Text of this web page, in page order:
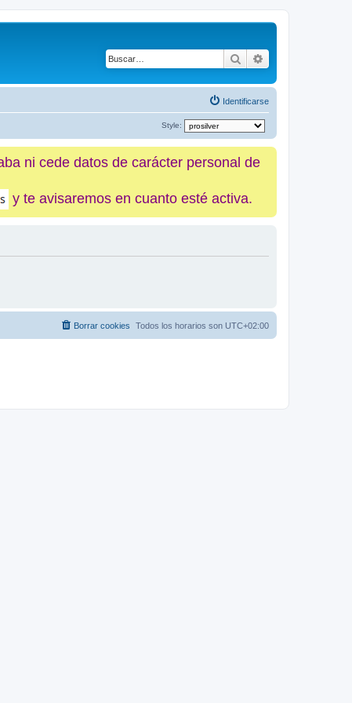
Buscar
Identificarse
Style:
ni cede datos de carácter personal de
y te avisaremos en cuanto esté activa.
Todos los horarios son UTC+02:00
Borrar cookies